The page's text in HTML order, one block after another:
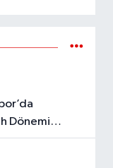
Dönemi
İlk